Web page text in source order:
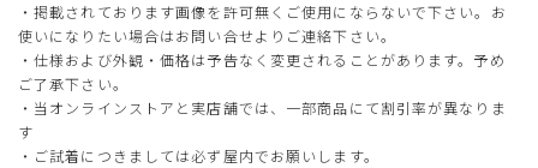
・掲載されております画像を許可無くご使用にならないで下さい。お
使いになりたい場合はお問い合せよりご連絡下さい。
・仕様および外観・価格は予告なく変更されることがあります。予め
ご了承下さい。
・当オンラインストアと実店舗では、一部商品にて割引率が異なりま
す
・ご試着につきましては必ず屋内でお願いします。